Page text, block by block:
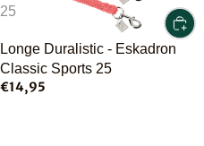
25
Longe Duralistic - Eskadron
Classic Sports 25
€14,95